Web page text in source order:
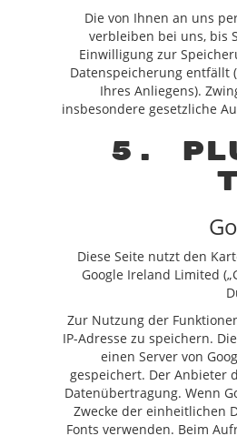
Die von Ihnen an uns
verbleiben bei uns, bis
Einwilligung zur
Datenspeicherung entfällt
Ihres Anliegens).
insbesondere gesetzliche
5.
Diese Seite nutzt den
Google Ireland Limited
Zur Nutzung der
IP-Adresse zu speichern.
einen Server von
gespeichert. Der Anbieter
Datenübertragung. Wenn
Zwecke der einheitlichen
Fonts verwenden. Beim